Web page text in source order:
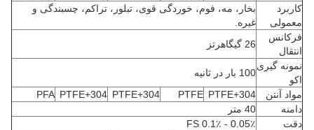
کاربرد
معمولی
بخار، مه، فوم، خوردگی قوی، تبلور، تراکم، چسبندگی و
غیره.
فرکانس
انتقال
26 گیگاهرتز
نمونه گیری
اکو
100 بار در ثانیه
مواد آنتن
PTFE+304
PTFE
PTFE+304
PTFE+304
PFA
دامنه
40 متر
دقت
0.05٪ - 0.1٪ FS